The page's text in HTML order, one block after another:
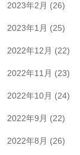
2023年2月 (26)
2023年1月 (25)
2022年12月 (22)
2022年11月 (23)
2022年10月 (24)
2022年9月 (22)
2022年8月 (26)